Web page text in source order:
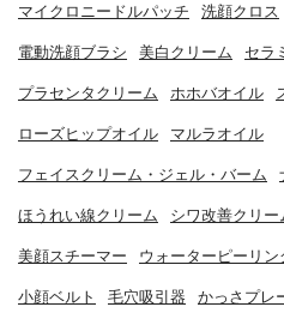
マイクロニードルパッチ 洗顔クロス
電動洗顔ブラシ 美白クリーム セラ
プラセンタクリーム ホホバオイル
ローズヒップオイル マルラオイル
フェイスクリーム・ジェル・バーム
ほうれい線クリーム シワ改善クリー
美顔スチーマー ウォーターピーリン
小顔ベルト 毛穴吸引器 かっさプレ